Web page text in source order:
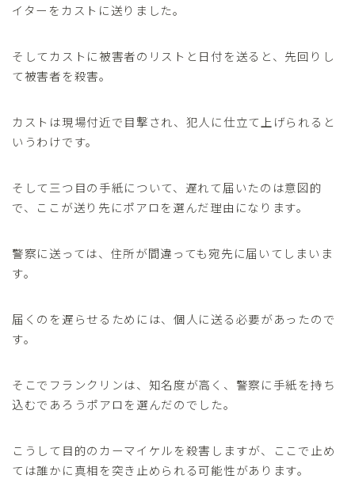
イターをカストに送りました。
そしてカストに被害者のリストと日付を送ると、先回りし
て被害者を殺害。
カストは現場付近で目撃され、犯人に仕立て上げられると
いうわけです。
そして三つ目の手紙について、遅れて届いたのは意図的
で、ここが送り先にポアロを選んだ理由になります。
警察に送っては、住所が間違っても宛先に届いてしまいま
す。
届くのを遅らせるためには、個人に送る必要があったので
す。
そこでフランクリンは、知名度が高く、警察に手紙を持ち
込むであろうポアロを選んだのでした。
こうして目的のカーマイケルを殺害しますが、ここで止め
ては誰かに真相を突き止められる可能性があります。